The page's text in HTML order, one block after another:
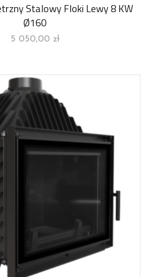
Stalowy Floki Lewy 8 KW
Ø160
5 050,00 zł